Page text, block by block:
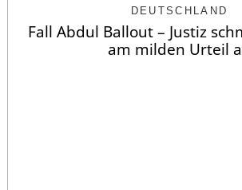
DEUTSCHLAND
Fall Abdul Ballout – Justiz
am milden Urteil